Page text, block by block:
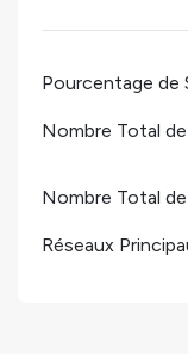
Pourcentage de
Nombre Total
Nombre Total
Réseaux